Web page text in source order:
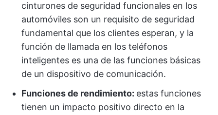
cinturones de seguridad funcionales en los
automóviles son un requisito de seguridad
fundamental que los clientes esperan, y la
función de llamada en los teléfonos
inteligentes es una de las funciones básicas
de un dispositivo de comunicación.
Funciones de rendimiento: estas funciones
tienen un impacto positivo directo en la